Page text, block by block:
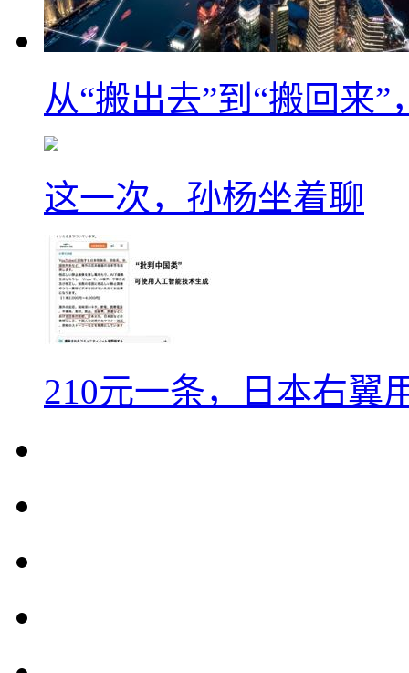
从“搬出去”到“搬回来
这一次，孙杨坐着聊
210元一条，日本右翼